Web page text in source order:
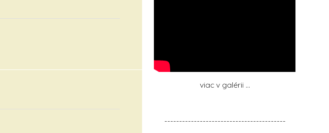
viac v galérii ...
-----------------------------------------